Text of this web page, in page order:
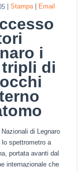
|Stampa Email
i
di
di Legnaro
lo spettrometro a
portata avanti dal
internazionale che